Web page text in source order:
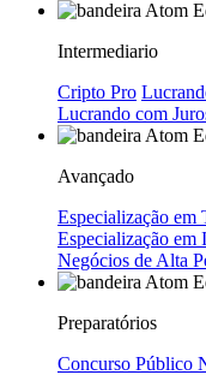
Intermediario
Cripto Pro
Lucrando com
Avançado
Especialização em
Especialização
Negócios de Alta
Preparatórios
Concurso Público